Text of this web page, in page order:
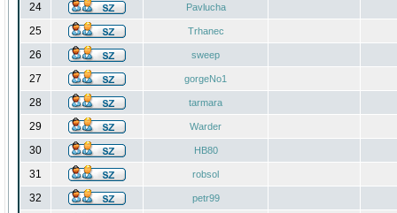
24 Pavlucha
25 Trhanec
26 sweep
27 gorgeNo1
28 tarmara
29 Warder
30 HB80
31 robsol
32 petr99